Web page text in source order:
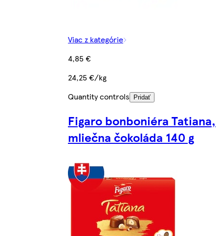
Viac z kategórie
4,85 €
24,25 €/kg
Quantity controls
Pridať
Figaro bonboniéra Tatiana,
mliečna čokoláda 140 g